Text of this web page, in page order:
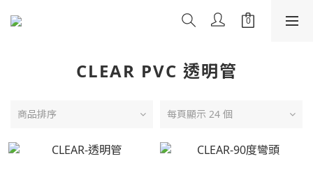
CLEAR PVC 透明管
商品排序 每頁顯示 24 個